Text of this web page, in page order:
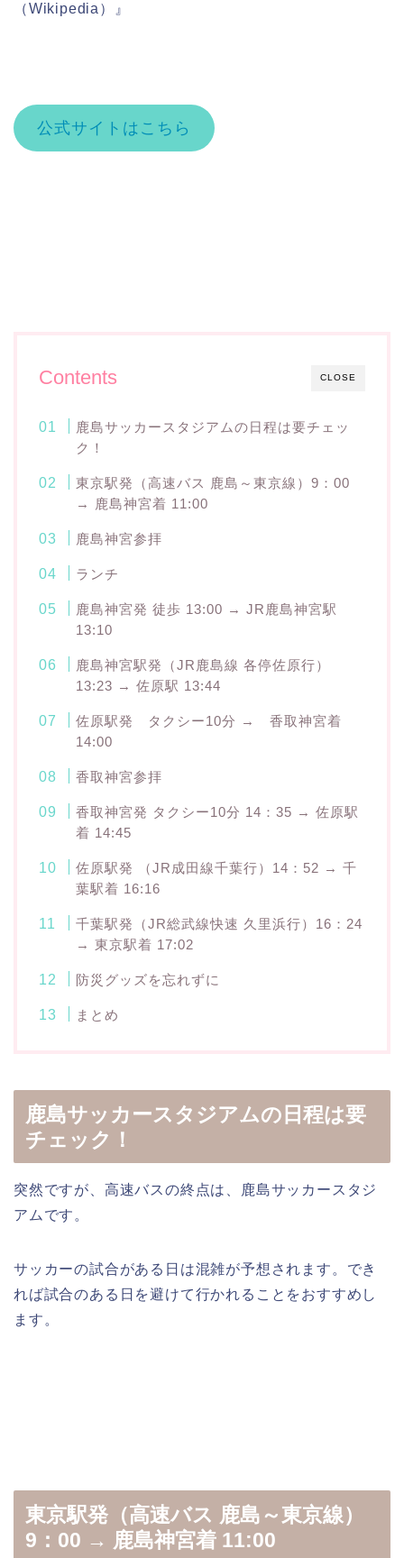
（Wikipedia）』
公式サイトはこちら
CLOSE
Contents
鹿島サッカースタジアムの日程は要チェッ
ク！
東京駅発（高速バス 鹿島～東京線）9：00
→ 鹿島神宮着 11:00
鹿島神宮参拝
ランチ
鹿島神宮発 徒歩 13:00 → JR鹿島神宮駅
13:10
鹿島神宮駅発（JR鹿島線 各停佐原行）
13:23 → 佐原駅 13:44
佐原駅発 タクシー10分 → 香取神宮着
14:00
香取神宮参拝
香取神宮発 タクシー10分 14：35 → 佐原駅
着 14:45
佐原駅発 （JR成田線千葉行）14：52 → 千
葉駅着 16:16
千葉駅発（JR総武線快速 久里浜行）16：24
→ 東京駅着 17:02
防災グッズを忘れずに
まとめ
鹿島サッカースタジアムの日程は要
チェック！
突然ですが、高速バスの終点は、鹿島サッカースタジ
アムです。
サッカーの試合がある日は混雑が予想されます。でき
れば試合のある日を避けて行かれることをおすすめし
ます。
東京駅発（高速バス 鹿島～東京線）
9：00 → 鹿島神宮着 11:00